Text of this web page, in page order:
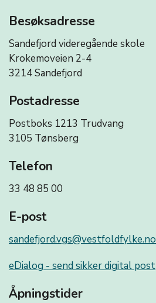
Besøksadresse
Sandefjord videregående skole
Krokemoveien 2-4
3214 Sandefjord
Postadresse
Postboks 1213 Trudvang
3105 Tønsberg
Telefon
33 48 85 00
E-post
sandefjord.vgs@vestfoldfylke.no
eDialog - send sikker digital post
Åpningstider